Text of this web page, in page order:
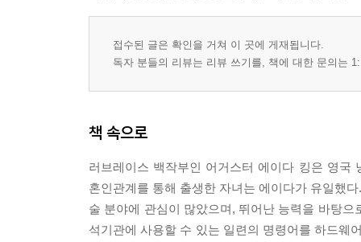
접수된 글은 확인을 거쳐 이 곳에 게재됩니다.
독자 분들의 리뷰는 리뷰 쓰기를, 책에 대한 문의는
책 속으로
러브레이스 백작부인 어거스터 에이다 킹은 영국
혼인관계를 통해 출생한 자녀는 에이다가 유일했
술 분야에 관심이 많았으며, 뛰어난 능력을 바탕
석기관에 사용할 수 있는 일련의 명령어를 하드웨